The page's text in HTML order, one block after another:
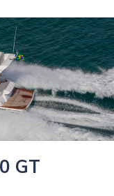
GT